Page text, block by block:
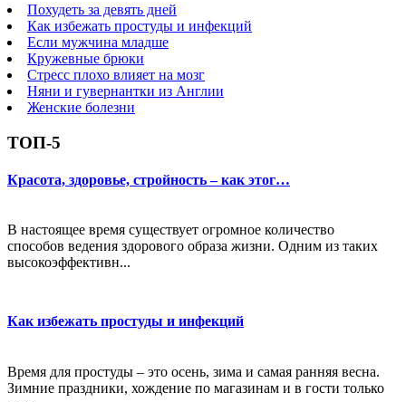
Похудеть за девять дней
Как избежать простуды и инфекций
Если мужчина младше
Кружевные брюки
Стресс плохо влияет на мозг
Няни и гувернантки из Англии
Женские болезни
ТОП-5
Красота, здоровье, стройность – как этог…
В настоящее время существует огромное количество
способов ведения здорового образа жизни. Одним из таких
высокоэффективн...
Как избежать простуды и инфекций
Время для простуды – это осень, зима и самая ранняя весна.
Зимние праздники, хождение по магазинам и в гости только